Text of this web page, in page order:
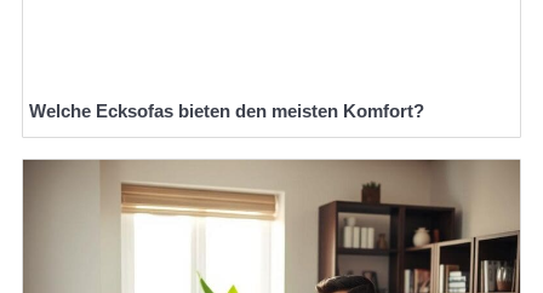
Welche Ecksofas bieten den meisten Komfort?